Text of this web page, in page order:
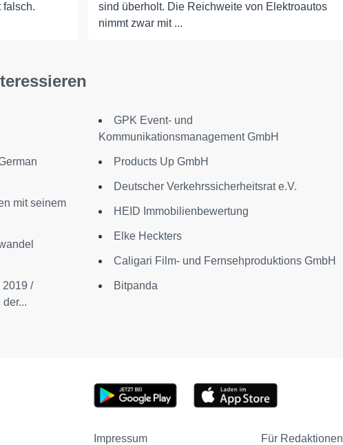
falsch.
sind überholt. Die Reichweite von Elektroautos
nimmt zwar mit ...
mit seinem
2019 /
GPK Event- und
Kommunikationsmanagement GmbH
Products Up GmbH
Deutscher Verkehrssicherheitsrat e.V.
HEID Immobilienbewertung
Elke Heckters
Caligari Film- und Fernsehproduktions GmbH
Bitpanda
Impressum Für Redaktionen